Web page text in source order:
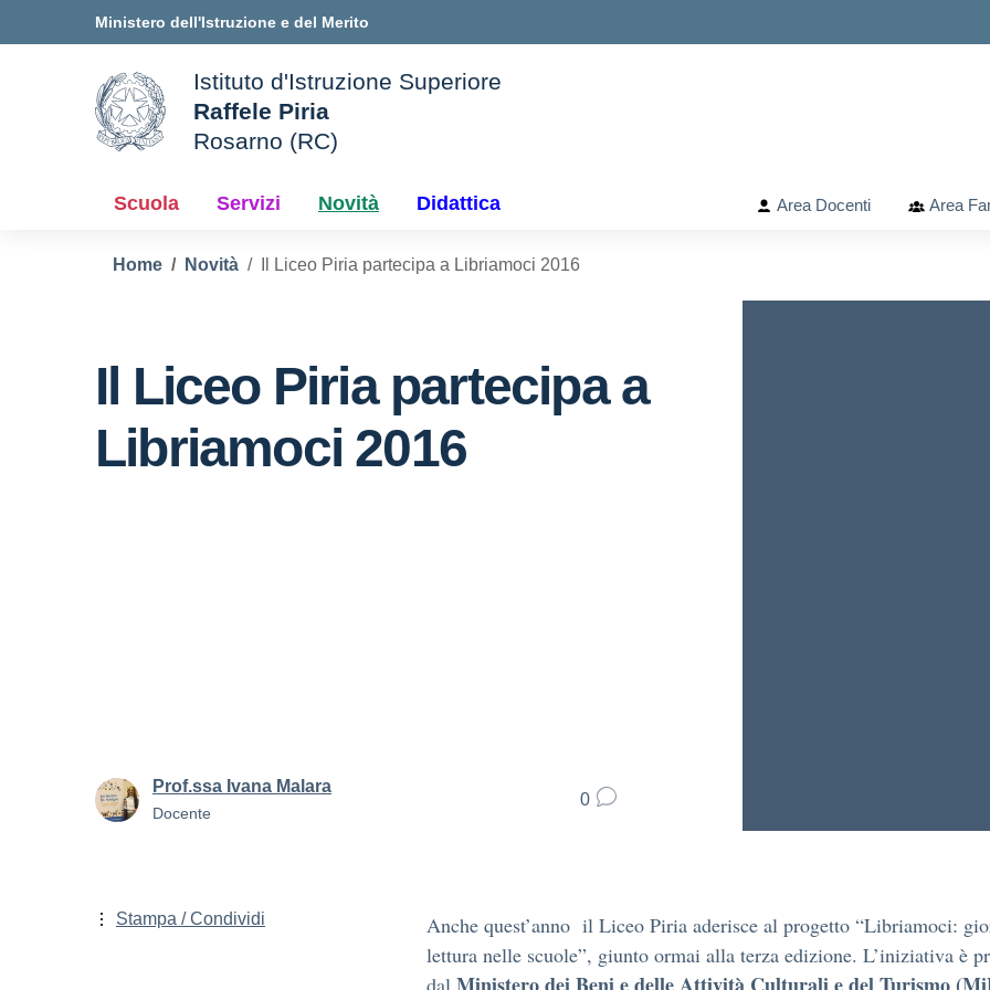
Ministero dell'Istruzione e del Merito
della scuola
Istituto d'Istruzione Superiore
Raffele Piria
Rosarno (RC)
Scuola Servizi Novità Didattica Area Docenti Area
Home Novità Il Liceo Piria partecipa a Libriamoci 2016
Il Liceo Piria partecipa a
Libriamoci 2016
Prof.ssa Ivana Malara
Docente
0
Anche quest’anno il Liceo Piria aderisce al progetto “Libriamoci:
lettura nelle scuole”, giunto ormai alla terza edizione. L’iniziativa è
dal
Stampa / Condividi